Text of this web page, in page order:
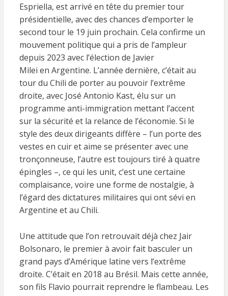
Espriella, est arrivé en tête du premier tour
présidentielle, avec des chances d’emporter le
second tour le 19 juin prochain. Cela confirme un
mouvement politique qui a pris de l’ampleur
depuis 2023 avec l’élection de Javier
Milei en Argentine. L’année dernière, c’était au
tour du Chili de porter au pouvoir l’extrême
droite, avec José Antonio Kast, élu sur un
programme anti-immigration mettant l’accent
sur la sécurité et la relance de l’économie. Si le
style des deux dirigeants diffère – l’un porte des
vestes en cuir et aime se présenter avec une
tronçonneuse, l’autre est toujours tiré à quatre
épingles –, ce qui les unit, c’est une certaine
complaisance, voire une forme de nostalgie, à
l’égard des dictatures militaires qui ont sévi en
Argentine et au Chili.
Une attitude que l’on retrouvait déjà chez Jair
Bolsonaro, le premier à avoir fait basculer un
grand pays d’Amérique latine vers l’extrême
droite. C’était en 2018 au Brésil. Mais cette année,
son fils Flavio pourrait reprendre le flambeau. Les